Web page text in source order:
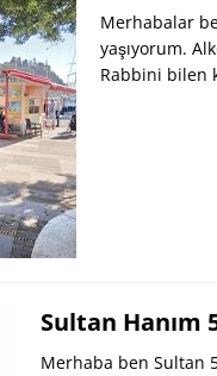
Merhabalar
yaşıyorum.
Rabbini bilen
Sultan Hanım
Merhaba ben Sultan